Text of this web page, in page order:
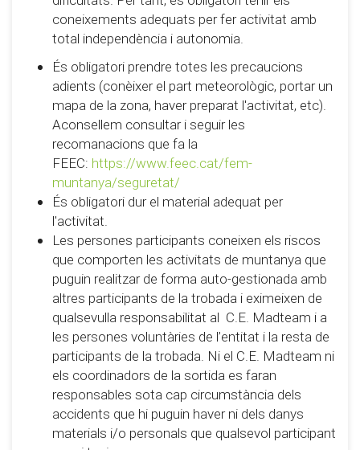
coneixements adequats per fer activitat amb
total independència i autonomia.
És obligatori prendre totes les precaucions
adients (conèixer el part meteorològic, portar un
mapa de la zona, haver preparat l'activitat, etc).
Aconsellem consultar i seguir les
recomanacions que fa la
FEEC: https://www.feec.cat/fem-
muntanya/seguretat/
És obligatori dur el material adequat per
l'activitat.
Les persones participants coneixen els riscos
que comporten les activitats de muntanya que
puguin realitzar de forma auto-gestionada amb
altres participants de la trobada i eximeixen de
qualsevulla responsabilitat al C.E. Madteam i a
les persones voluntàries de l’entitat i la resta de
participants de la trobada. Ni el C.E. Madteam ni
els coordinadors de la sortida es faran
responsables sota cap circumstància dels
accidents que hi puguin haver ni dels danys
materials i/o personals que qualsevol participant